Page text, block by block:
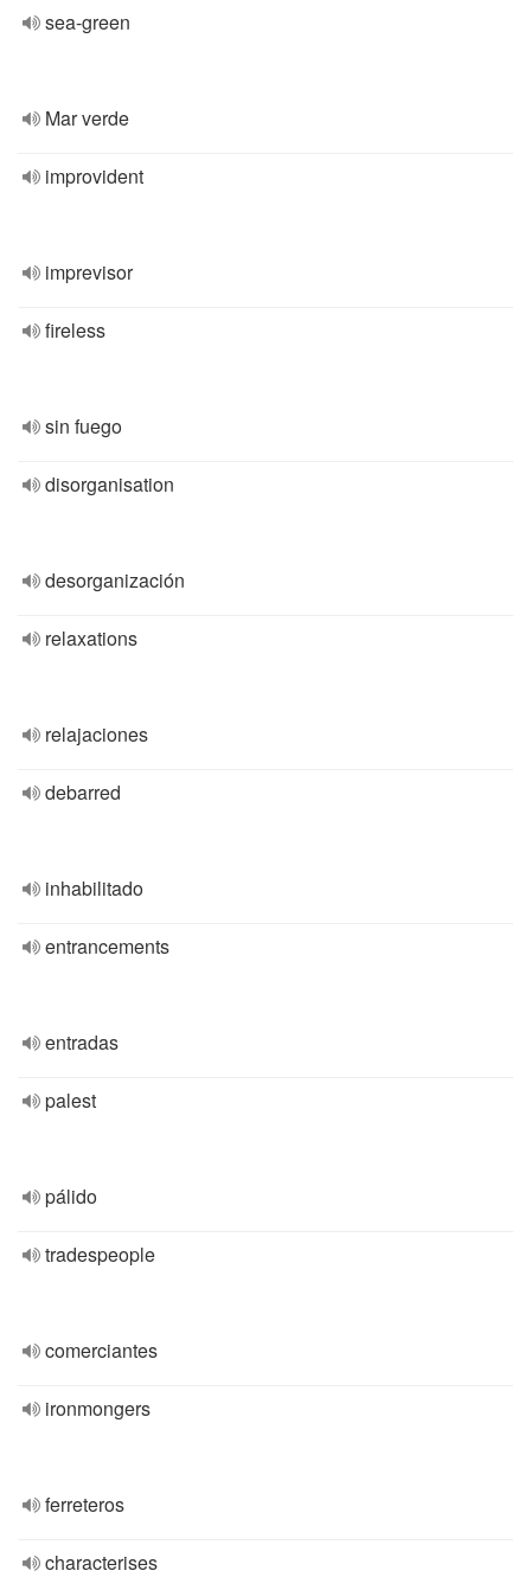
sea-green
Mar verde
improvident
imprevisor
fireless
sin fuego
disorganisation
desorganización
relaxations
relajaciones
debarred
inhabilitado
entrancements
entradas
palest
pálido
tradespeople
comerciantes
ironmongers
ferreteros
characterises